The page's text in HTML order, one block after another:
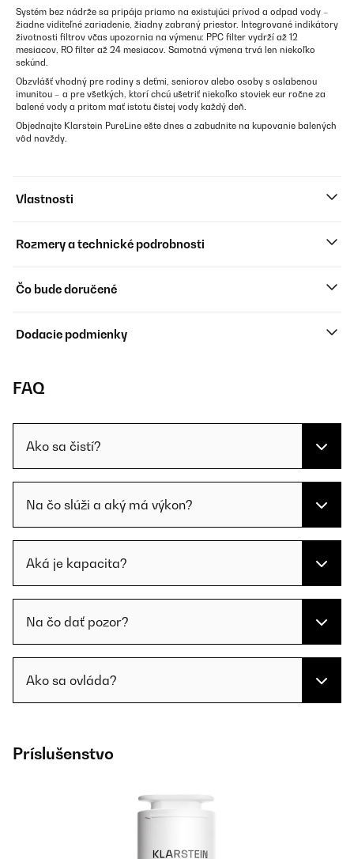
Systém bez nádrže sa pripája priamo na existujúci prívod a odpad vody –
žiadne viditeľné zariadenie, žiadny zabraný priestor. Integrované indikátory
životnosti filtrov včas upozornia na výmenu: PPC filter vydrží až 12
mesiacov, RO filter až 24 mesiacov. Samotná výmena trvá len niekoľko
sekúnd.
Obzvlášť vhodný pre rodiny s deťmi, seniorov alebo osoby s oslabenou
imunitou – a pre všetkých, ktorí chcú ušetriť niekoľko stoviek eur ročne za
balené vody a pritom mať istotu čistej vody každý deň.
Objednajte Klarstein PureLine ešte dnes a zabudnite na kupovanie balených
vôd navždy.
Vlastnosti
Rozmery a technické podrobnosti
Čo bude doručené
Dodacie podmienky
FAQ
Ako sa čistí?
Na čo slúži a aký má výkon?
Aká je kapacita?
Na čo dať pozor?
Ako sa ovláda?
Príslušenstvo